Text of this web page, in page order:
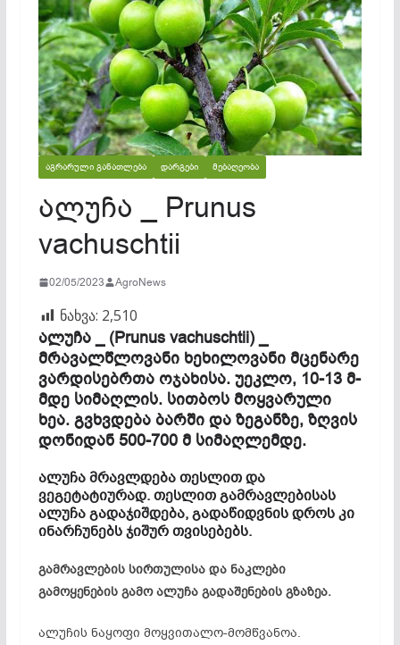
ᲐᲒᲠᲐᲠᲣᲚᲘ ᲒᲐᲜᲐᲗᲚᲔᲑᲐ ᲓᲐᲠᲒᲔᲑᲘ ᲛᲔᲑᲐᲦᲔᲝᲑᲐ
ალუჩა _ Prunus
vachuschtii
02/05/2023 AgroNews
ნახვა: 2,510
ალუჩა _ (Prunus vachuschtii) _
მრავალწლოვანი ხეხილოვანი მცენარე
ვარდისებრთა ოჯახისა. უეკლო, 10-13 მ-
მდე სიმაღლის. სითბოს მოყვარული
ხეა. გვხვდება ბარში და ზეგანზე, ზღვის
დონიდან 500-700 მ სიმაღლემდე.
ალუჩა მრავლდება თესლით და
ვეგეტატიურად. თესლით გამრავლებისას
ალუჩაგადაჯიშდება, გადაწიდვნის დროს კი
ინარჩუნებსჯიშურთვისებებს.
გამრავლების სირთულისა და ნაკლები
გამოყენების გამო ალუჩა გადაშენების გზაზეა.
ალუჩისნაყოფი მოყვითალო-მომწვანოა.